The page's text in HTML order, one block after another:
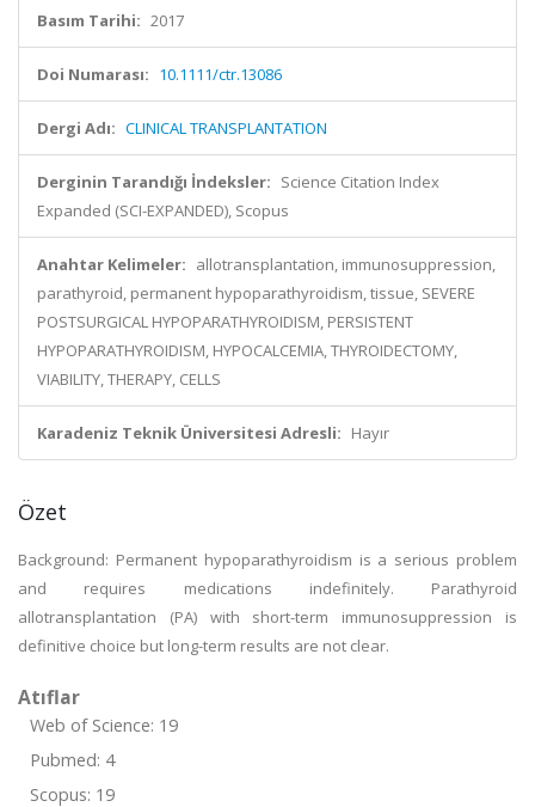
Basım Tarihi: 2017
Doi Numarası: 10.1111/ctr.13086
Dergi Adı: CLINICAL TRANSPLANTATION
Derginin Tarandığı İndeksler: Science Citation Index
Expanded (SCI-EXPANDED), Scopus
Anahtar Kelimeler: allotransplantation, immunosuppression,
parathyroid, permanent hypoparathyroidism, tissue, SEVERE
POSTSURGICAL HYPOPARATHYROIDISM, PERSISTENT
HYPOPARATHYROIDISM, HYPOCALCEMIA, THYROIDECTOMY,
VIABILITY, THERAPY, CELLS
Karadeniz Teknik Üniversitesi Adresli: Hayır
Özet
Background: Permanent hypoparathyroidism is a serious problem
and requires medications indefinitely. Parathyroid
allotransplantation (PA) with short-term immunosuppression is
definitive choice but long-term results are not clear.
Atıflar
Web of Science: 19
Pubmed: 4
Scopus: 19